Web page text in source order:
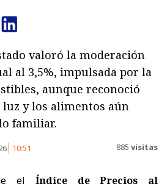
valoró la moderación
al 3,5%, impulsada por la
aunque reconoció
luz y los alimentos aún
familiar.
10:51 885 visitas
el Índice de Precios al